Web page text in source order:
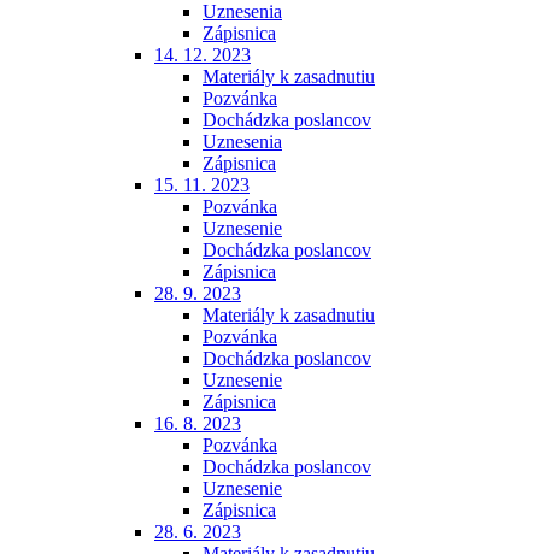
Uznesenia
Zápisnica
14. 12. 2023
Materiály k zasadnutiu
Pozvánka
Dochádzka poslancov
Uznesenia
Zápisnica
15. 11. 2023
Pozvánka
Uznesenie
Dochádzka poslancov
Zápisnica
28. 9. 2023
Materiály k zasadnutiu
Pozvánka
Dochádzka poslancov
Uznesenie
Zápisnica
16. 8. 2023
Pozvánka
Dochádzka poslancov
Uznesenie
Zápisnica
28. 6. 2023